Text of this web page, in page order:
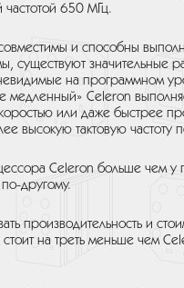
частотой 650 МГц.
и способны
существуют значительные
на программном
медленный» Celeron
или даже быстрее
высокую тактовую частоту
Celeron больше чем у
другому.
производительность и
на треть меньше чем